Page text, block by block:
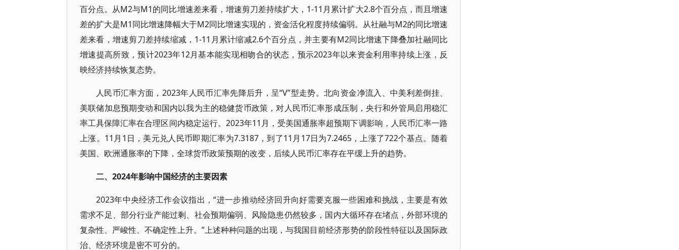
百分点。从M2与M1的同比增速差来看，增速剪刀差持续扩大，1-11月累计扩大2.8个百分点，而且增速
差的扩大是M1同比增速降幅大于M2同比增速实现的，资金活化程度持续偏弱。从社融与M2的同比增速
差来看，增速剪刀差持续缩减，1-11月累计缩减2.6个百分点，并主要有M2同比增速下降叠加社融同比
增速提高所致，预计2023年12月基本能实现相吻合的状态，预示2023年以来资金利用率持续上涨，反
映经济持续恢复态势。
人民币汇率方面，2023年人民币汇率先降后升，呈“V”型走势。北向资金净流入、中美利差倒挂、
美联储加息预期变动和国内以我为主的稳健货币政策，对人民币汇率形成压制，央行和外管局启用稳汇
率工具保障汇率在合理区间内稳定运行。2023年11月，受美国通胀率超预期下调影响，人民币汇率一路
上涨。11月1日，美元兑人民币即期汇率为7.3187，到了11月17日为7.2465，上涨了722个基点。随着
美国、欧洲通胀率的下降，全球货币政策预期的改变，后续人民币汇率存在平缓上升的趋势。
二、2024年影响中国经济的主要因素
2023年中央经济工作会议指出，“进一步推动经济回升向好需要克服一些困难和挑战，主要是有效
需求不足、部分行业产能过剩、社会预期偏弱、风险隐患仍然较多，国内大循环存在堵点，外部环境的
复杂性、严峻性、不确定性上升。”上述种种问题的出现，与我国目前经济形势的阶段性特征以及国际政
治、经济环境是密不可分的。